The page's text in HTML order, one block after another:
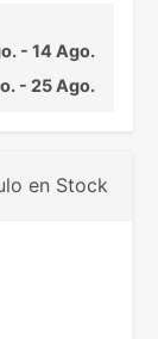
- 14 Ago.
- 25 Ago.
en Stock